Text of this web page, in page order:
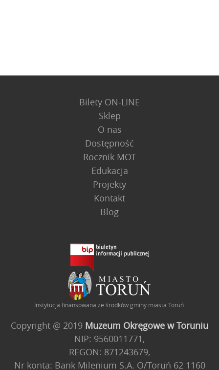
Bilety ON-LINE
Sklep
O nas
Dostępność
Rocznik MOT
Edukacja
Projekty
Kontakt
Blog
Instytucja finansowana ze środków gminy miasta Toruń.
Copyright @ 2019 Muzeum Okręgowe w Toruniu
NIP: 9560011771,
REGON: 871243679,
Nr konta: Bank Milenium S.A. O/Toruń 62 1160